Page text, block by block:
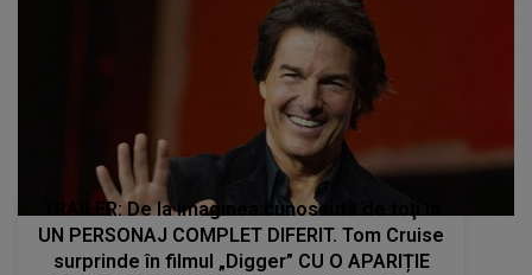
TRAILER: De la imaginea cunoscută de toţi la
UN PERSONAJ COMPLET DIFERIT. Tom Cruise
surprinde în filmul „Digger” CU O APARIȚIE